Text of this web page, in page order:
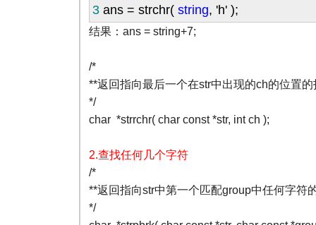
3 ans = strchr( string, 'h' );
结果：ans = string+7;
/*
**返回指向最后一个在str中出现的ch的位置的
*/
char *strrchr( char const *str, int ch );
2.查找任何几个字符
/*
**返回指向str中第一个匹配group中任何字符
*/